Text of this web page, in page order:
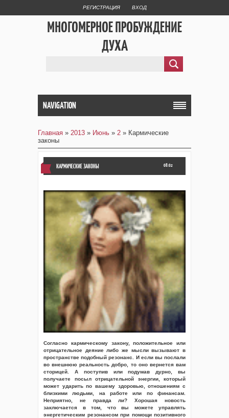
РЕГИСТРАЦИЯ ВХОД
МНОГОМЕРНОЕ ПРОБУЖДЕНИЕ
ДУХА
NAVIGATION
Главная » 2013 » Июнь » 2 » Кармические
законы
08:02
КАРМИЧЕСКИЕ ЗАКОНЫ
Согласно кармическому закону, положительное или
отрицательное деяние либо же мысли вызывают в
пространстве подобный резонанс. И если вы послали
во внешнюю реальность добро, то оно вернется вам
сторицей. А поступив или подумав дурно, вы
получаете посыл отрицательной энергии, который
может ударить по вашему здоровью, отношениям с
близкими людьми, на работе или по финансам.
Неприятно, не правда ли? Хорошая новость
заключается в том, что вы можете управлять
энергетическим резонансом при помощи позитивного